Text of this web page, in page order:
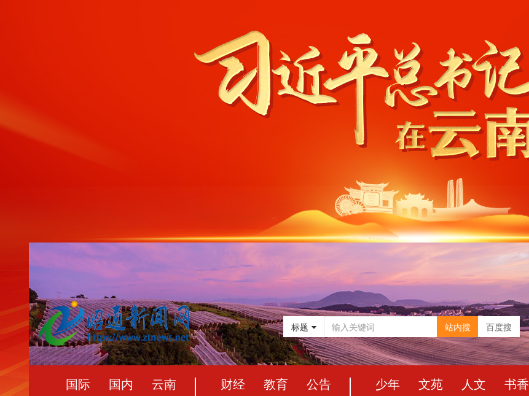
标题 站内搜 百度搜
国际 国内
云南
财经 教育
公告
少年 文苑 人文 书香